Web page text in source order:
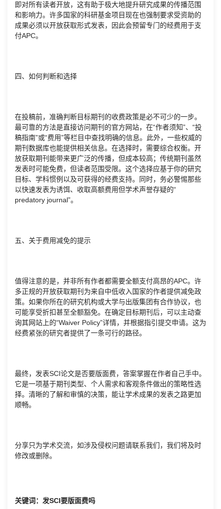
即对所有读者开放，这有助于极大地提升研究成果的传播范围
和影响力。许多国家的科研基金项目现在也强制要求受资助的
成果必须以开放获取形式发表，因此会预留专门的经费用于支
付APC。
四、如何判断和选择
在投稿前，准确判断目标期刊的收费政策是必不可少的一步。
最可靠的方法是直接访问期刊的官方网站，在“作者须知”、“投
稿指南”或“费用”等栏目中查找明确的信息。此外，一些权威的
期刊数据库也能提供相关信息。在选择时，需要综合权衡。开
放获取期刊能带来更广泛的传播，但成本较高；传统期刊虽然
发表时可能免费，但读者范围受限。这个选择应基于你的研究
目标、学科惯例以及可获得的经费支持。同时，务必警惕那些
以快速发表为诱饵、收取高额费用但学术声誉存疑的“
predatory journal”。
五、关于费用减免的提示
值得注意的是，并非所有作者都需要全额支付高昂的APC。许
多正规的开放获取期刊为来自中低收入国家的作者提供减免政
策。如果你所在的研究机构或大学与出版集团有合作协议，也
可能享受折扣甚至全额豁免。在确定目标期刊后，可以主动查
询其网站上的“Waiver Policy”详情，并根据指引提交申请。这为
经费紧张的研究者提供了一条可行的路径。
最终，发表SCI论文是否要版面费，答案掌握在作者自己手中。
它是一项基于期刊类型、个人需求和客观条件做出的策略性选
择。清晰的了解和审慎的决策，能让学术成果的发表之路更加
顺畅。
分享只为学术交流，如涉及侵权问题请联系我们，我们将及时
修改或删除。
关键词：发SCI要版面费吗